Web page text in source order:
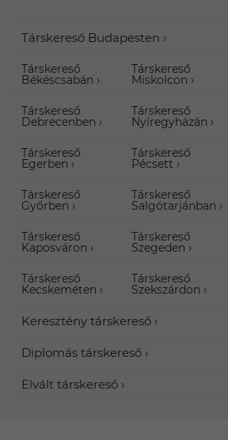
Társkereső Budapesten
Társkereső
Békéscsabán
Társkereső
Miskolcon
Társkereső
Debrecenben
Társkereső
Nyíregyházán
Társkereső
Egerben
Társkereső
Pécsett
Társkereső
Győrben
Társkereső
Salgótarjánban
Társkereső
Kaposváron
Társkereső
Szegeden
Társkereső
Kecskeméten
Társkereső
Szekszárdon
Keresztény társkereső
Diplomás társkereső
Elvált társkereső